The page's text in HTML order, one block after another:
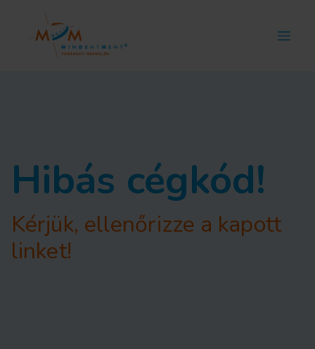
Hibás cégkód!
Kérjük, ellenőrizze a kapott
linket!